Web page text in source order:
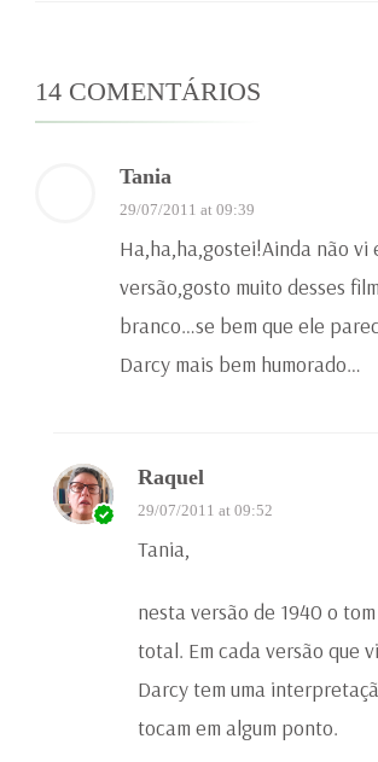
14 COMENTÁRIOS
Tania
29/07/2011 at 09:39
Ha,ha,ha,gostei!Ainda não vi
versão,gosto muito desses
branco…se bem que ele
Darcy mais bem humorado…
Raquel
29/07/2011 at 09:52
Tania,
nesta versão de 1940 o
total. Em cada versão que
Darcy tem uma
tocam em algum ponto.